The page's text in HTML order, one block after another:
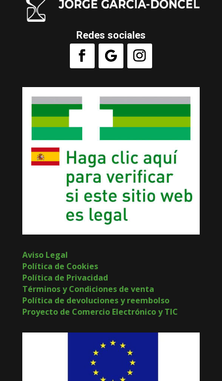
Redes sociales
Aviso Legal
Política de Cookies
Política de Privacidad
Términos y Condiciones de venta
Política de devoluciones y reembolso
Proyecto de Comercio Electrónico y TIC